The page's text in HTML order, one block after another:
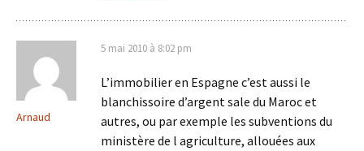
Arnaud
5 mai 2010 à 8:02 pm
L’immobilier en Espagne c’est aussi le
blanchissoire d’argent sale du Maroc et
autres, ou par exemple les subventions du
ministère de l agriculture, allouées aux